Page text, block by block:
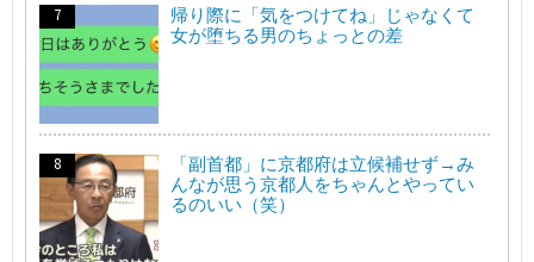
帰り際に「気をつけてね」じゃなくて
女が堕ちる男のちょっとの差
「副首都」に京都府は立候補せず→み
んなが思う京都人をちゃんとやってい
るのいい（笑）